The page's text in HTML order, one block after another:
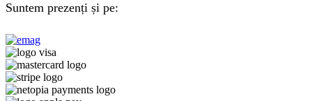
Suntem prezenți și pe: